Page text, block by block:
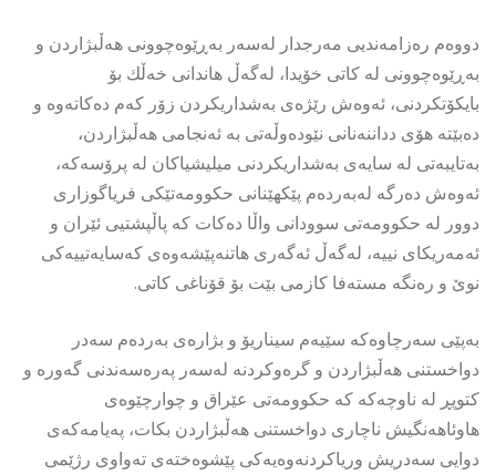
دووەم رەزامەندیی مەرجدار لەسەر بەڕێوەچوونی هەڵبژاردن و
بەڕێوەچوونی لە كاتی خۆیدا، لەگەڵ هاندانی خەڵك بۆ
بایكۆتكردنی، ئەوەش رێژەی بەشداریكردن زۆر كەم دەكاتەوە و
دەبێتە هۆی دداننەنانی نێودەوڵەتی بە ئەنجامی هەڵبژاردن،
بەتایبەتی لە سایەی بەشداریكردنی میلیشیاكان لە پرۆسەكە،
ئەوەش دەرگە لەبەردەم پێكهێنانی حكوومەتێكی فریاگوزاری
دوور لە حكوومەتی سوودانی واڵا دەكات كە پاڵپشتیی ئێران و
ئەمەریكای نییە، لەگەڵ ئەگەری هاتنەپێشەوەی كەسایەتییەكی
نوێ و رەنگە مستەفا كازمی بێت بۆ قۆناغی كاتی.
بەپێی سەرچاوەكە سێیەم سیناریۆ و بژارەی بەردەم سەدر
دواخستنی هەڵبژاردن و گرەوكردنە لەسەر پەرەسەندنی گەورە و
كتوپڕ لە ناوچەكە كە حكوومەتی عێراق و چوارچێوەی
هاوئاهەنگیش ناچاری دواخستنی هەڵبژاردن بكات، پەیامەكەی
دوایی سەدریش وریاكردنەوەیەكی پێشوەختەی تەواوی رژێمی